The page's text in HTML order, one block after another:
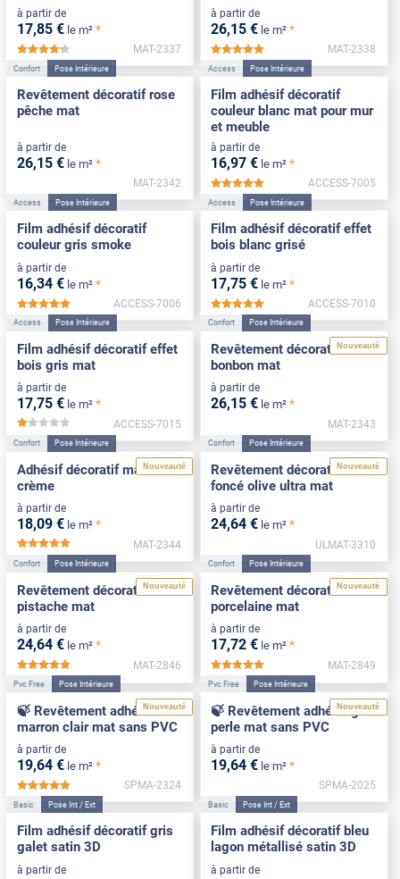
à partir de
17,85 € le m² *
*****
MAT-2337
à partir de
26,15 € le m² *
MAT-2338
Confort Pose Intérieure
Revêtement décoratif rose
pêche mat
à partir de
26,15 € le m² *
MAT-2342
Access Pose Intérieure
Film adhésif décoratif
couleur blanc mat pour mur
et meuble
à partir de
16,97 € le m² *
ACCESS-7005
Access Pose Intérieure
Film adhésif décoratif
couleur gris smoke
à partir de
16,34 € le m² *
*****
ACCESS-7006
Access Pose Intérieure
Film adhésif décoratif effet
bois blanc grisé
à partir de
17,75 € le m² *
ACCESS-7010
Access Pose Intérieure
Film adhésif décoratif effet
bois gris mat
à partir de
17,75 € le m² *
*****
ACCESS-7015
Nouveauté
Confort Pose Intérieure
Revêtement décoratif rose
bonbon mat
à partir de
26,15 € le m² *
MAT-2343
Nouveauté
Confort Pose Intérieure
Adhésif décoratif mat blanc
crème
à partir de
18,09 € le m² *
MAT-2344
Nouveauté
Confort Pose Intérieure
Revêtement décoratif vert
foncé olive ultra mat
à partir de
24,64 € le m² *
ULMAT-3310
Nouveauté
Confort Pose Intérieure
Revêtement décoratif vert
pistache mat
à partir de
24,64 € le m² *
*****
MAT-2846
Nouveauté
Confort Pose Intérieure
Revêtement décoratif
porcelaine mat
à partir de
17,72 € le m² *
MAT-2849
Nouveauté
Pvc Free Pose Intérieure
🍃 Revêtement adhésif
marron clair mat sans PVC
à partir de
19,64 € le m² *
*****
SPMA-2324
Nouveauté
Pvc Free Pose Intérieure
🍃 Revêtement adhésif gris
perle mat sans PVC
à partir de
19,64 € le m² *
SPMA-2025
Basic Pose Int / Ext
Film adhésif décoratif gris
galet satin 3D
à partir de
Basic Pose Int / Ext
Film adhésif décoratif bleu
lagon métallisé satin 3D
à partir de